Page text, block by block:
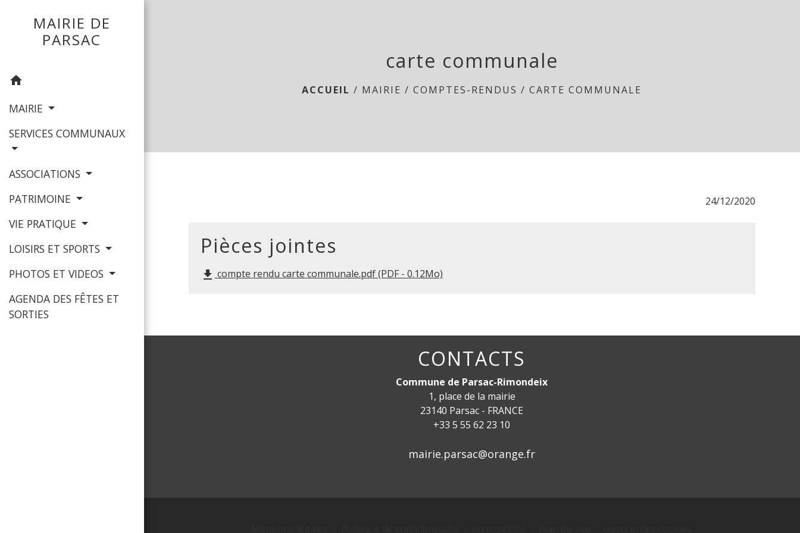
MAIRIE DE
PARSAC
home
MAIRIE
SERVICES COMMUNAUX
ASSOCIATIONS
PATRIMOINE
VIE PRATIQUE
LOISIRS ET SPORTS
PHOTOS ET VIDEOS
AGENDA DES FÊTES ET
SORTIES
carte communale
ACCUEIL / MAIRIE /COMPTES-RENDUS /CARTE COMMUNALE
24/12/2020
Pièces jointes
file_download compte rendu carte communale.pdf (PDF - 0.12Mo)
CONTACTS
Commune de Parsac-Rimondeix
1, place de la mairie
23140 Parsac - FRANCE
+33 5 55 62 23 10
mairie.parsac@orange.fr